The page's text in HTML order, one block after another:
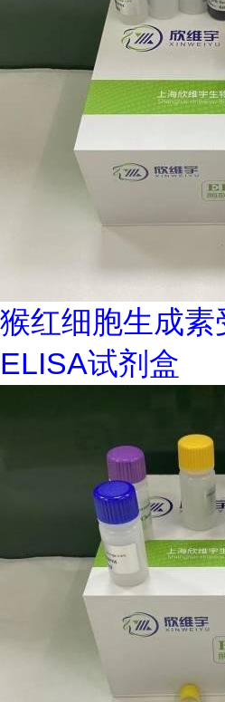
猴红细胞生成素
ELISA试剂盒